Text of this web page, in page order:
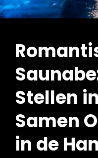
Stellen
Samen
in de